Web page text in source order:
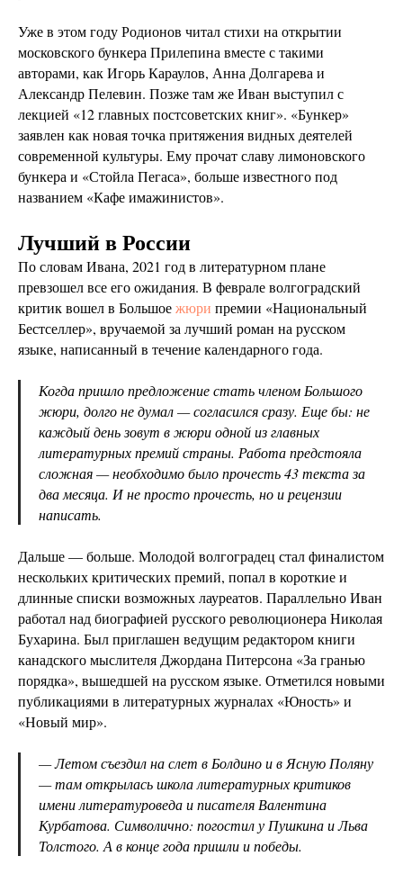
Уже в этом году Родионов читал стихи на открытии
московского бункера Прилепина вместе с такими
авторами, как Игорь Караулов, Анна Долгарева и
Александр Пелевин. Позже там же Иван выступил с
лекцией «12 главных постсоветских книг». «Бункер»
заявлен как новая точка притяжения видных деятелей
современной культуры. Ему прочат славу лимоновского
бункера и «Стойла Пегаса», больше известного под
названием «Кафе имажинистов».
Лучший в России
По словам Ивана, 2021 год в литературном плане
превзошел все его ожидания. В феврале волгоградский
критик вошел в Большоежюри премии «Национальный
Бестселлер», вручаемой за лучший роман на русском
языке, написанный в течение календарного года.
Когда пришло предложение стать членом Большого
жюри, долго не думал — согласился сразу. Еще бы: не
каждый день зовут в жюри одной из главных
литературных премий страны. Работа предстояла
сложная — необходимо было прочесть 43 текста за
два месяца. И не просто прочесть, но и рецензии
написать.
Дальше — больше. Молодой волгоградец стал финалистом
нескольких критических премий, попал в короткие и
длинные списки возможных лауреатов. Параллельно Иван
работал над биографией русского революционера Николая
Бухарина. Был приглашен ведущим редактором книги
канадского мыслителя Джордана Питерсона «За гранью
порядка», вышедшей на русском языке. Отметился новыми
публикациями в литературных журналах «Юность» и
«Новый мир».
— Летом съездил на слет в Болдино и в Ясную Поляну
— там открылась школа литературных критиков
имени литературоведа и писателя Валентина
Курбатова. Символично: погостил у Пушкина и Льва
Толстого. А в конце года пришли и победы.